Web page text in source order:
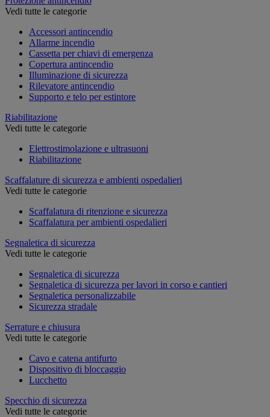
Vedi tutte le categorie
Accessori antincendio
Allarme incendio
Cassetta per chiavi di emergenza
Copertura antincendio
Illuminazione di sicurezza
Rilevatore antincendio
Supporto e telo per estintore
Riabilitazione
Vedi tutte le categorie
Elettrostimolazione e ultrasuoni
Riabilitazione
Scaffalature di sicurezza e ambienti ospedalieri
Vedi tutte le categorie
Scaffalatura di ritenzione e sicurezza
Scaffalatura per ambienti ospedalieri
Segnaletica di sicurezza
Vedi tutte le categorie
Segnaletica di sicurezza
Segnaletica di sicurezza per lavori in corso e cantieri
Segnaletica personalizzabile
Sicurezza stradale
Serrature e chiusura
Vedi tutte le categorie
Cavo e catena antifurto
Dispositivo di bloccaggio
Lucchetto
Specchio di sicurezza
Vedi tutte le categorie